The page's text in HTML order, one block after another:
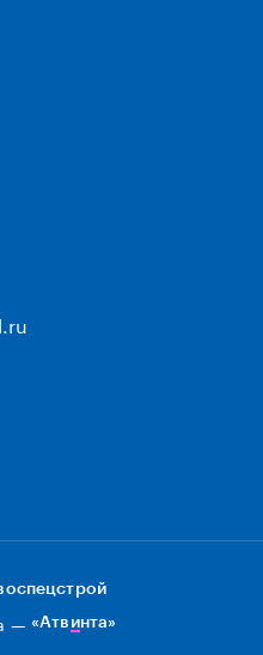
—«Атвинта»